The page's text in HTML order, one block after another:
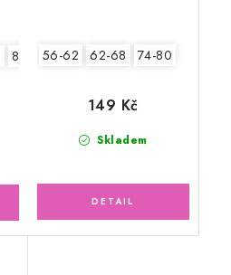
80-8656-62 62-68 74-80
Skladem
149 Kč